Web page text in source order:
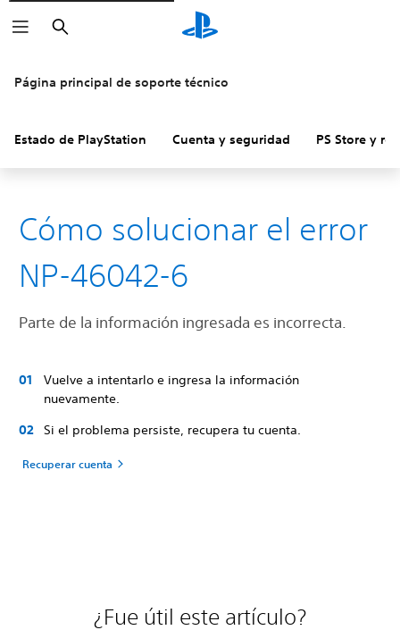
Buscar
Página principal de soporte técnico
Estado de PlayStation Cuenta y seguridad PS Store y
Cómo solucionar el error
NP-46042-6
Parte de la información ingresada es incorrecta.
Vuelve a intentarlo e ingresa la información
nuevamente.
Si el problema persiste, recupera tu cuenta.
Recuperar cuenta
¿Fue útil este artículo?